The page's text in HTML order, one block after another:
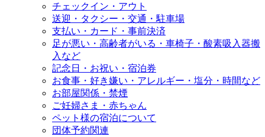
チェックイン・アウト
送迎・タクシー・交通・駐車場
支払い・カード・事前決済
足が悪い・高齢者がいる・車椅子・酸素吸入器搬
入など
記念日・お祝い・宿泊券
お食事・好き嫌い・アレルギー・塩分・時間など
お部屋関係・禁煙
ご妊婦さま・赤ちゃん
ペット様の宿泊について
団体予約関連